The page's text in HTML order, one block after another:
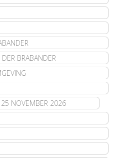
BRABANDER
25 NOVEMBER 2026